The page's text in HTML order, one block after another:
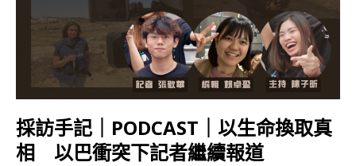
採訪手記｜PODCAST｜以生命換取真
相 以巴衝突下記者繼續報道